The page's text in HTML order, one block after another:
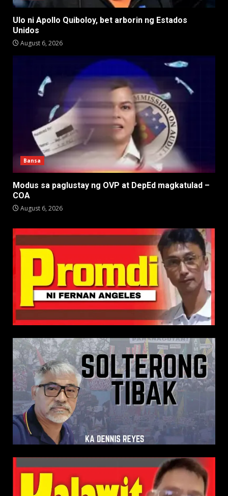
Ulo ni Apollo Quiboloy, bet arborin ng Estados
Unidos
August 6, 2026
Bansa
Modus sa paglustay ng OVP at DepEd magkatulad –
COA
August 6, 2026